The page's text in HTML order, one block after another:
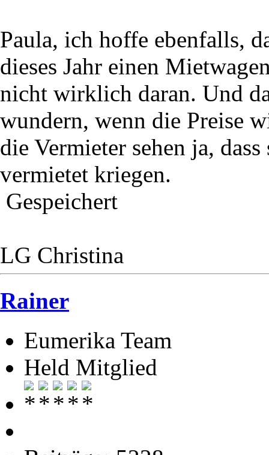
Paula, ich hoffe ebenfalls,
dieses Jahr einen
nicht wirklich daran. Und
wundern, wenn die Preise
die Vermieter sehen ja,
vermietet kriegen.
Gespeichert
LG Christina
Rainer
Eumerika Team
Held Mitglied